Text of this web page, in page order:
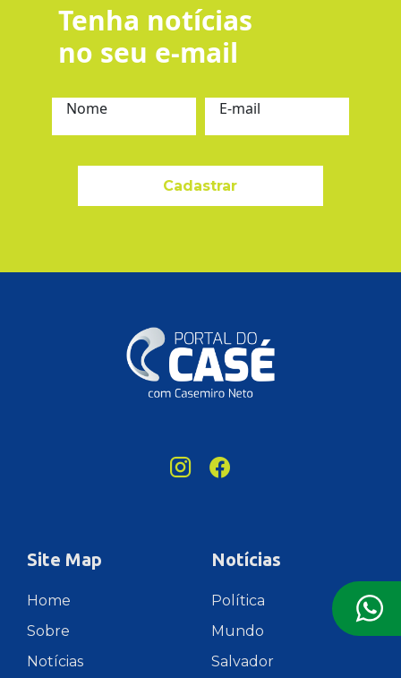
Tenha notícias
no seu e-mail
Nome E-mail
Cadastrar
Site Map
Home
Sobre
Notícias
Notícias
Política
Mundo
Salvador